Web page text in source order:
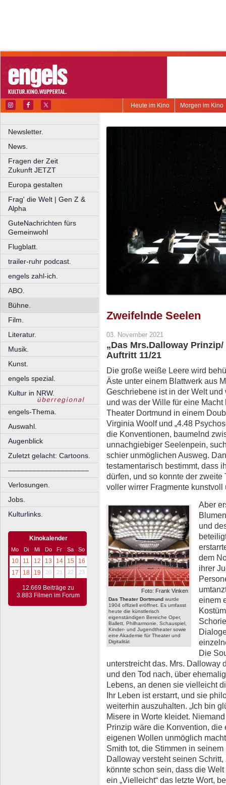
Morgen im Kino
Heute im Kino
Newsletter.
News.
Fragen der Zeit
Zukunft JETZT
Europa gestalten
Frag' die Welt | Gen Z &
Alpha
GuteNachrichten fürs
Gemeinwohl
Flugblatt.
trailer-ruhr podcast.
engels zahl-ich.
ABO.
Bühne.
Film.
Literatur.
Musik.
Kunst.
engels spezial.
Kultur in NRW.
engels-Thema.
Auswahl.
Augenblick
Zuletzt gelacht: Cartoons.
––––––––––––––––––––
Verlosungen.
Jobs.
Kulturlinks.
Kinokalender
Mo Di Mi Do Fr Sa So
10 11 12 13 14 15
16
17
18 19 20 21 22 23
12.669 Beiträge zu
3.883 Filmen im Forum
Zweifelnde Seelen
03. November 2021
„Das Mrs.Dalloway
Auftritt 11/21
Die große weiße Leere wird
Äste unter einem Blattwerk aus
Geschriebene ist in der Welt
und was der Wille für eine
Theater Dortmund in einem
Virginia Woolf und „4.48
die Konventionen, baumelnd
unnachgiebiger Seelenpein,
schier unmöglichen Ausweg.
testamentarisch bestimmt, dass
dürfen, und so konnte der
voller wirrer Fragmente kunstvoll
Foto: Frank Vinken
Das Theater Dortmund wurde
1904 offiziell eröffnet. Es umfasst
heute die künstlerisch
eigenständigen Bereiche Oper,
Ballett, Philharmonie, Schauspiel,
Kinder- und Jugendtheater sowie
eine Akademie für Theater und
Digitalität
Aber
und
dem
ihrer
einem
Die
unterstreicht das. Mrs. Dalloway
und den Tod nach, über
Lebens, an denen sie vielleicht
Ihr Leben ist erstarrt, und sie
weiterhin auszuhalten. „Ich bin
Misere in Worte kleidet.
Prinzip wäre die Konvention,
eigenen Wollen unmöglich
Smith tot, die Stimmen in
Dalloway versteht seinen
könnte schon sein, dass die
ein „Vielleicht“ das letzte Wort,